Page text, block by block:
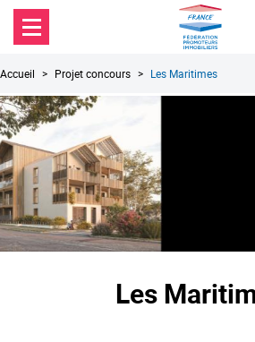
Aller au contenu principal
Aller au
Aller à la recherche
FPI
France
Accueil Projet concours Les Maritimes
Les